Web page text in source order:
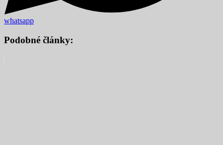
whatsapp
Podobné články: